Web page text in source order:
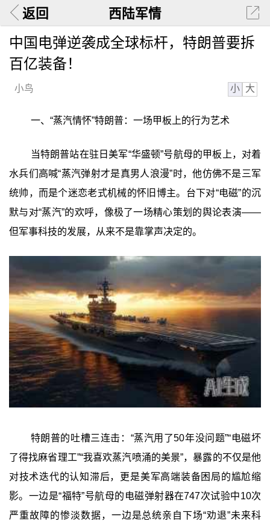
返回 西陆军情
中国电弹逆袭成全球标杆，特朗普要拆
百亿装备！
小鸟 小 大
一、“蒸汽情怀”特朗普：一场甲板上的行为艺术
当特朗普站在驻日美军“华盛顿”号航母的甲板上，对着
水兵们高喊“蒸汽弹射才是真男人浪漫”时，他仿佛不是三军
统帅，而是个迷恋老式机械的怀旧博主。台下对“电磁”的沉
默与对“蒸汽”的欢呼，像极了一场精心策划的舆论表演——
但军事科技的发展，从来不是靠掌声决定的。
特朗普的吐槽三连击：“蒸汽用了50年没问题”“电磁坏
了得找麻省理工”“我喜欢蒸汽喷涌的美景”，暴露的不仅是他
对技术迭代的认知滞后，更是美军高端装备困局的尴尬缩
影。一边是“福特”号航母的电磁弹射器在747次试验中10次
严重故障的惨淡数据，一边是总统亲自下场“劝退”未来科